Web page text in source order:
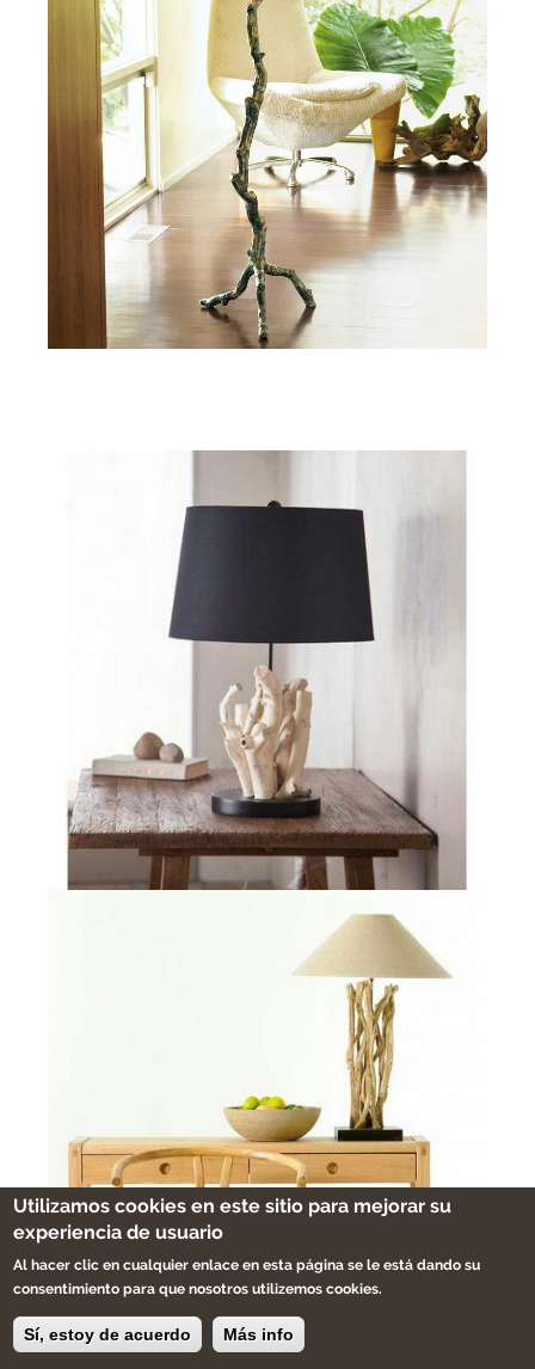
Utilizamos cookies en este sitio para mejorar su
experiencia de usuario
Al hacer clic en cualquier enlace en esta página se le está dando su
consentimiento para que nosotros utilizemos cookies.
Sí, estoy de acuerdo Más info